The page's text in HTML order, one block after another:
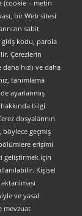
(cookie – metin
bir Web sitesi
sabit
giriş kodu, parola
Çerezlerin
hızlı ve daha
tanımlama
ayarlanmış
bilgi
dosyalarının
böylece geçmiş
erişimi
geliştirmek için
Kişisel
ve yasal
mevzuat